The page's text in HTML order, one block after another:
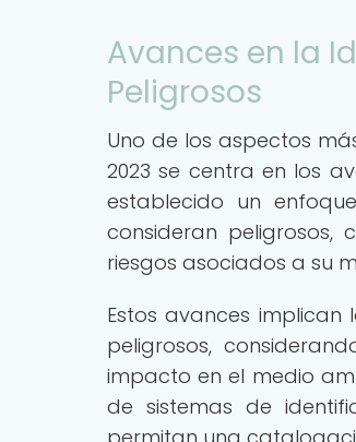
Avances en la
Peligrosos
Uno de los aspectos
2023 se centra en los
establecido un
consideran
riesgos asociados a su
Estos avances
peligrosos,
impacto en el medio
de sistemas de